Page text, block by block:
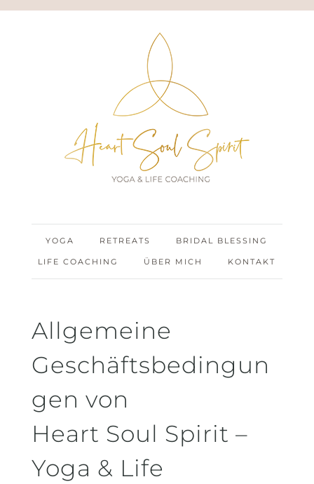
YOGA RETREATS BRIDAL BLESSING
LIFE COACHING ÜBER MICH KONTAKT
Allgemeine
Geschäftsbedingun
gen von
Heart Soul Spirit –
Yoga & Life